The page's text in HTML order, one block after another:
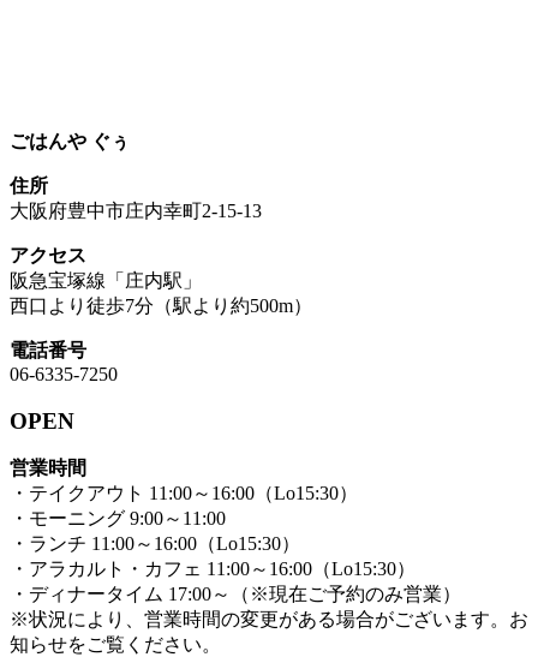
ごはんや ぐぅ
住所
大阪府豊中市庄内幸町2-15-13
アクセス
阪急宝塚線「庄内駅」
西口より徒歩7分（駅より約500m）
電話番号
06-6335-7250
OPEN
営業時間
・テイクアウト 11:00～16:00（Lo15:30）
・モーニング 9:00～11:00
・ランチ 11:00～16:00（Lo15:30）
・アラカルト・カフェ 11:00～16:00（Lo15:30）
・ディナータイム 17:00～（※現在ご予約のみ営業）
※状況により、営業時間の変更がある場合がございます。お
知らせをご覧ください。